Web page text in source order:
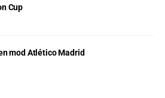
Cup
mod Atlético Madrid